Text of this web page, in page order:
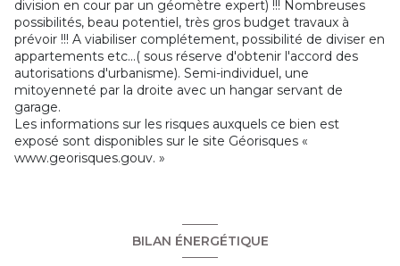
division en cour par un géomètre expert) !!! Nombreuses
possibilités, beau potentiel, très gros budget travaux à
prévoir !!! A viabiliser complétement, possibilité de diviser en
appartements etc...( sous réserve d'obtenir l'accord des
autorisations d'urbanisme). Semi-individuel, une
mitoyenneté par la droite avec un hangar servant de
garage.
Les informations sur les risques auxquels ce bien est
exposé sont disponibles sur le site Géorisques «
www.georisques.gouv. »
BILAN ÉNERGÉTIQUE